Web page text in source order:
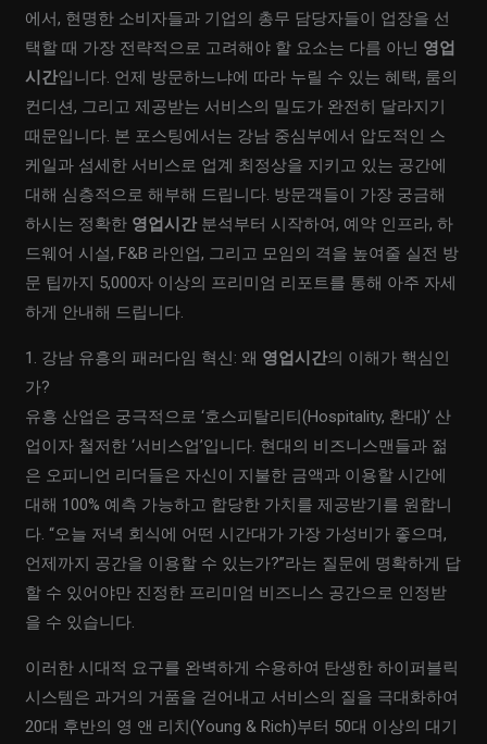
에서, 현명한 소비자들과 기업의 총무 담당자들이 업장을 선
택할 때 가장 전략적으로 고려해야 할 요소는 다름 아닌 영업
시간입니다. 언제 방문하느냐에 따라 누릴 수 있는 혜택, 룸의
컨디션, 그리고 제공받는 서비스의 밀도가 완전히 달라지기
때문입니다. 본 포스팅에서는 강남 중심부에서 압도적인 스
케일과 섬세한 서비스로 업계 최정상을 지키고 있는 공간에
대해 심층적으로 해부해 드립니다. 방문객들이 가장 궁금해
하시는 정확한 영업시간분석부터 시작하여, 예약 인프라, 하
드웨어 시설, F&B 라인업, 그리고 모임의 격을 높여줄 실전 방
문 팁까지 5,000자 이상의 프리미엄 리포트를 통해 아주 자세
하게 안내해 드립니다.
1. 강남 유흥의 패러다임 혁신: 왜 영업시간의 이해가 핵심인
가?
유흥 산업은 궁극적으로 ‘호스피탈리티(Hospitality, 환대)’ 산
업이자 철저한 ‘서비스업’입니다. 현대의 비즈니스맨들과 젊
은 오피니언 리더들은 자신이 지불한 금액과 이용할 시간에
대해 100% 예측 가능하고 합당한 가치를 제공받기를 원합니
다. “오늘 저녁 회식에 어떤 시간대가 가장 가성비가 좋으며,
언제까지 공간을 이용할 수 있는가?”라는 질문에 명확하게 답
할 수 있어야만 진정한 프리미엄 비즈니스 공간으로 인정받
을 수 있습니다.
이러한 시대적 요구를 완벽하게 수용하여 탄생한 하이퍼블릭
시스템은 과거의 거품을 걷어내고 서비스의 질을 극대화하여
20대 후반의 영 앤 리치(Young & Rich)부터 50대 이상의 대기